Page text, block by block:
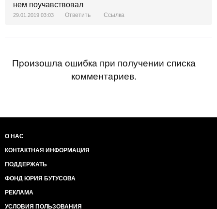
нем поучавствовал
29.01.2019 03:03 Ответить Ссылка
Произошла ошибка при получении списка
комментариев.
О НАС
КОНТАКТНАЯ ИНФОРМАЦИЯ
ПОДДЕРЖАТЬ
ФОНД ЮРИЯ БУТУСОВА
РЕКЛАМА
УСЛОВИЯ ПОЛЬЗОВАНИЯ